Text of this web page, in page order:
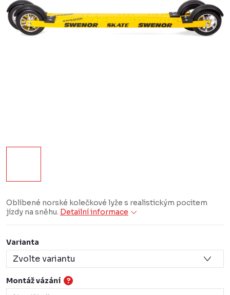
Oblíbené norské kolečkové lyže s realistickým pocitem
jízdy na sněhu. Detailní informace
Varianta
Montáž vázání ?